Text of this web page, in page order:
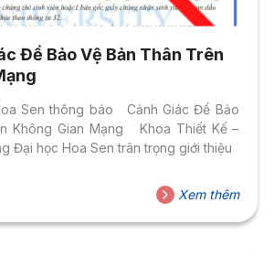
Để Bảo Vệ Bản Thân Trên
Sen thông báo Cảnh Giác Để Bảo
Không Gian Mạng Khoa Thiết Kế –
Đại học Hoa Sen trân trọng giới thiệu
Xem thêm